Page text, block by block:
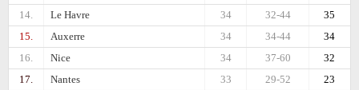
14.
Le Havre 35
32-44
34
15.
Auxerre 34
34-44
34
16.
Nice 32
37-60
34
17.
Nantes 23
29-52
33